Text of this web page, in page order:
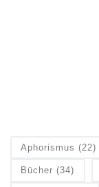
Aphorismus (22)
Bücher (34)